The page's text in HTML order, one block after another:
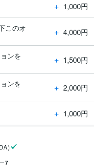
＋ 1,000円
このオ
＋ 4,000円
ンを
＋ 1,500円
ンを
＋ 2,000円
＋ 1,000円
7